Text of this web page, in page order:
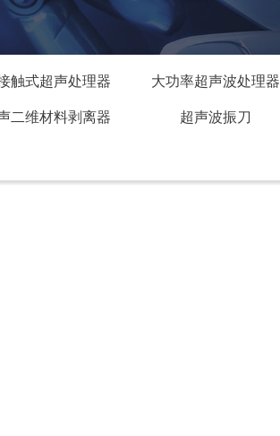
触式超声处理器 大功率超声波处理器
二维材料剥离器 超声波振刀